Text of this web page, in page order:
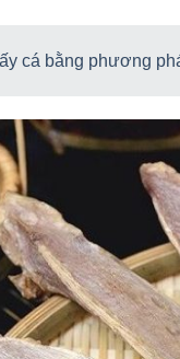
cá bằng phương